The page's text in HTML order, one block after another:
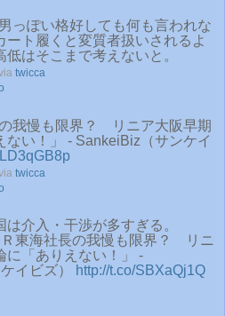
っぽい格好しても何も言われな
ート履くと変質者扱いされるよ
はそこまで考えないと。
twicca
の我慢も限界？ リニア大阪早期
ない！」 - SankeiBiz（サンケイ
twicca
介入・干渉が多すぎる。
Ｒ東海社長の我慢も限界？ リニ
に「ありえない！」 -
イビズ）
http://t.co/SBXaQj1Q